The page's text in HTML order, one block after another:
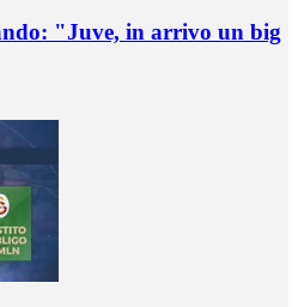
"Juve, in arrivo un big